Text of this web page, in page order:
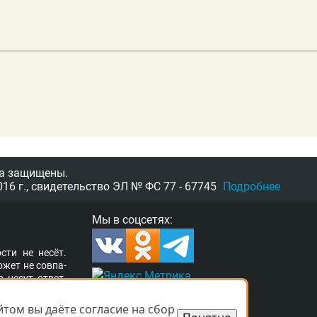
защищены.
г., свидетельство ЭЛ № ФС 77 - 67745 Подробнее
Мы в соцсетях:
не несёт.
не сов­па­
несут от­вет­
свя­зать­ся с
вы даёте согласие на сбор
вы даёте согласие на сбор